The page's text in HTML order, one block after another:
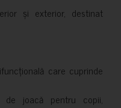
și exterior, destinat
care cuprinde
joacă pentru copii,